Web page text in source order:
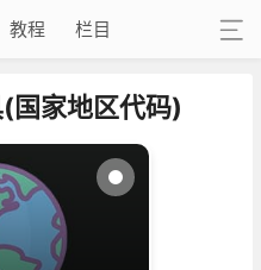
教程 栏目
国家地区代码)